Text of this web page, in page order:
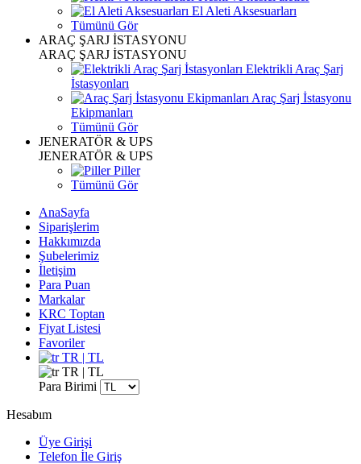
El Aleti Aksesuarları
Tümünü Gör
ARAÇ ŞARJ İSTASYONU
ARAÇ ŞARJ İSTASYONU
Elektrikli Araç Şarj
İstasyonları
Araç Şarj İstasyonu
Ekipmanları
Tümünü Gör
JENERATÖR & UPS
JENERATÖR & UPS
Piller
Tümünü Gör
AnaSayfa
Siparişlerim
Hakkımızda
Şubelerimiz
İletişim
Para Puan
Markalar
KRC Toptan
Fiyat Listesi
Favoriler
TR | TL
TR | TL
Para Birimi
Hesabım
Üye Girişi
Telefon İle Giriş